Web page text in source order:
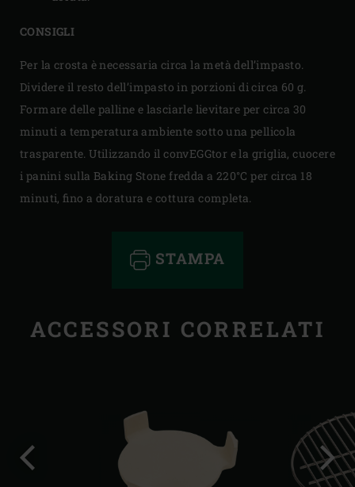
CONSIGLI
Per la crosta è necessaria circa la metà dell’impasto.
Dividere il resto dell’impasto in porzioni di circa 60 g.
Formare delle palline e lasciarle lievitare per circa 30
minuti a temperatura ambiente sotto una pellicola
trasparente. Utilizzando il convEGGtor e la griglia, cuocere
i panini sulla Baking Stone fredda a 220°C per circa 18
minuti, fino a doratura e cottura completa.
STAMPA
ACCESSORI CORRELATI